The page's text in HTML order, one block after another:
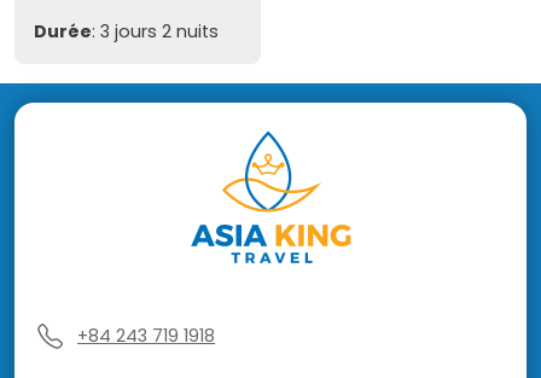
Durée: 3 jours 2 nuits
+84 243 719 1918